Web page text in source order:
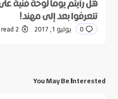
هل رأيتم يوما لوحة فنية
تتعرفوا بعد إلى مهند!
0 يوليو 1, 2017 2 min read
You May Be Interested